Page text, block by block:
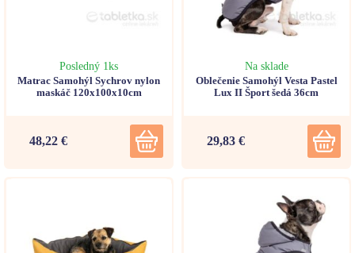
Posledný 1ks
Matrac Samohýl Sychrov nylon
maskáč 120x100x10cm
48,22 €
Na sklade
Oblečenie Samohýl Vesta Pastel
Lux II Šport šedá 36cm
29,83 €